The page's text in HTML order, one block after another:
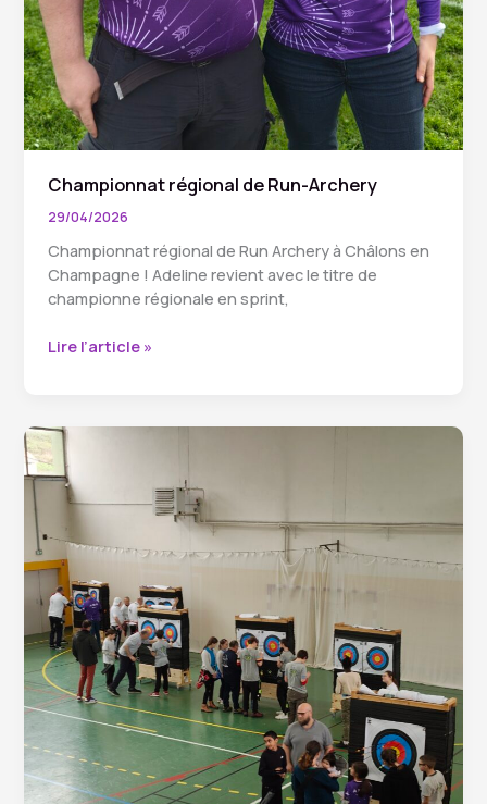
Championnat régional de Run-Archery
29/04/2026
Championnat régional de Run Archery à Châlons en
Champagne ! Adeline revient avec le titre de
championne régionale en sprint,
Championnat
Archery
Lire l’article »